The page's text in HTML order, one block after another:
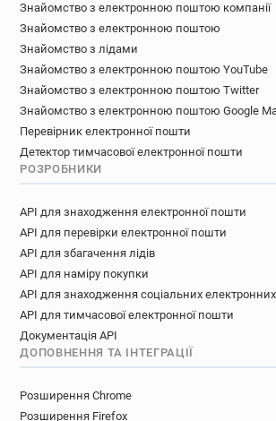
Знайомство з електронною поштою компанії
Знайомство з електронною поштою
Знайомство з лідами
Знайомство з електронною поштою YouTube
Знайомство з електронною поштою Twitter
Знайомство з електронною поштою Google
Перевірник електронної пошти
Детектор тимчасової електронної пошти
РОЗРОБНИКИ
API для знаходження електронної пошти
API для перевірки електронної пошти
API для збагачення лідів
API для наміру покупки
API для знаходження соціальних
API для тимчасової електронної пошти
Документація API
ДОПОВНЕННЯ ТА ІНТЕГРАЦІЇ
Розширення Chrome
Розширення Firefox